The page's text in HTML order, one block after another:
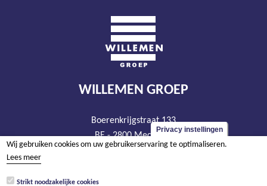
WILLEMEN GROEP
Boerenkrijgstraat 133
BE - 2800 Mechelen
tel +32 15 569 965
Privacy instellingen
Wij gebruiken cookies om uw gebruikerservaring te optimaliseren.
Lees meer
Strikt noodzakelijke cookies